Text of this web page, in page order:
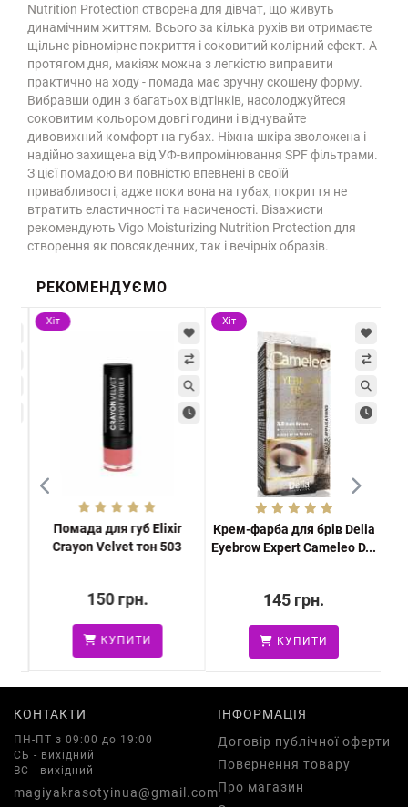
Nutrition Protection створена для дівчат, що живуть
динамічним життям. Всього за кілька рухів ви отримаєте
щільне рівномірне покриття і соковитий колірний ефект. А
протягом дня, макіяж можна з легкістю виправити
практично на ходу - помада має зручну скошену форму.
Вибравши один з багатьох відтінків, насолоджуйтеся
соковитим кольором довгі години і відчувайте
дивовижний комфорт на губах. Ніжна шкіра зволожена і
надійно захищена від УФ-випромінювання SPF фільтрами.
З цієї помадою ви повністю впевнені в своїй
привабливості, адже поки вона на губах, покриття не
втратить еластичності та насиченості. Візажисти
рекомендують Vigo Moisturizing Nutrition Protection для
створення як повсякденних, так і вечірніх образів.
РЕКОМЕНДУЄМО
Хіт
Помада для губ Elixir
Crayon Velvet тон 503
150 грн.
КУПИТИ
Хіт
Крем-фарба для брів Delia
Eyebrow Expert Cameleo D...
145 грн.
КУПИТИ
КОНТАКТИ
ПН-ПТ з 09:00 до 19:00
СБ - вихідний
ВС - вихідний
magiyakrasotyinua@gmail.com
ІНФОРМАЦІЯ
Договір публічної оферти
Повернення товару
Про магазин